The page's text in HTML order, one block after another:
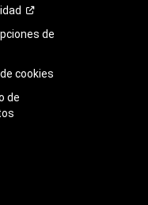
de
cookies
de